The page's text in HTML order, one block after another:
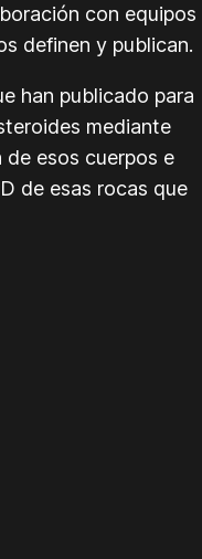
con equipos
definen y publican.
han publicado para
mediante
esos cuerpos e
de esas rocas que